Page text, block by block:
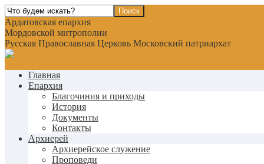
Ардатовская епархия
Мордовской митрополии
Русская Православная Церковь Московский патриархат
Главная
Епархия
Благочиния и приходы
История
Документы
Контакты
Архиерей
Архиерейское служение
Проповеди